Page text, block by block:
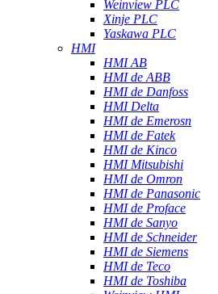
Weinview PLC
Xinje PLC
Yaskawa PLC
HMI
HMI AB
HMI de ABB
HMI de Danfoss
HMI Delta
HMI de Emerosn
HMI de Fatek
HMI de Kinco
HMI Mitsubishi
HMI de Omron
HMI de Panasonic
HMI de Proface
HMI de Sanyo
HMI de Schneider
HMI de Siemens
HMI de Teco
HMI de Toshiba